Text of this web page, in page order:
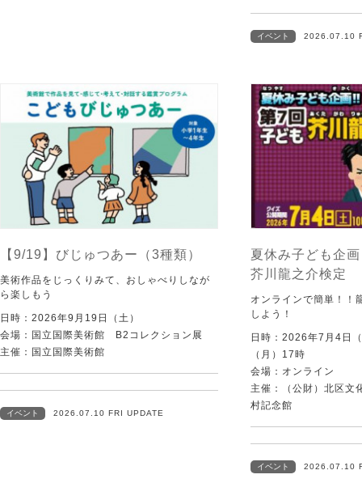
イベント 2026.07.10
【9/19】びじゅつあー（3種類）
美術作品をじっくりみて、おしゃべりしなが
ら楽しもう
日時：2026年9月19日（土）
会場：国立国際美術館 B2コレクション展
主催：国立国際美術館
イベント 2026.07.10 FRI UPDATE
夏休み子ども企
芥川龍之介検定
オンラインで簡単！！
しよう！
日時：2026年7月4日
（月）17時
会場：オンライン
主催：（公財）北区
村記念館
イベント 2026.07.10